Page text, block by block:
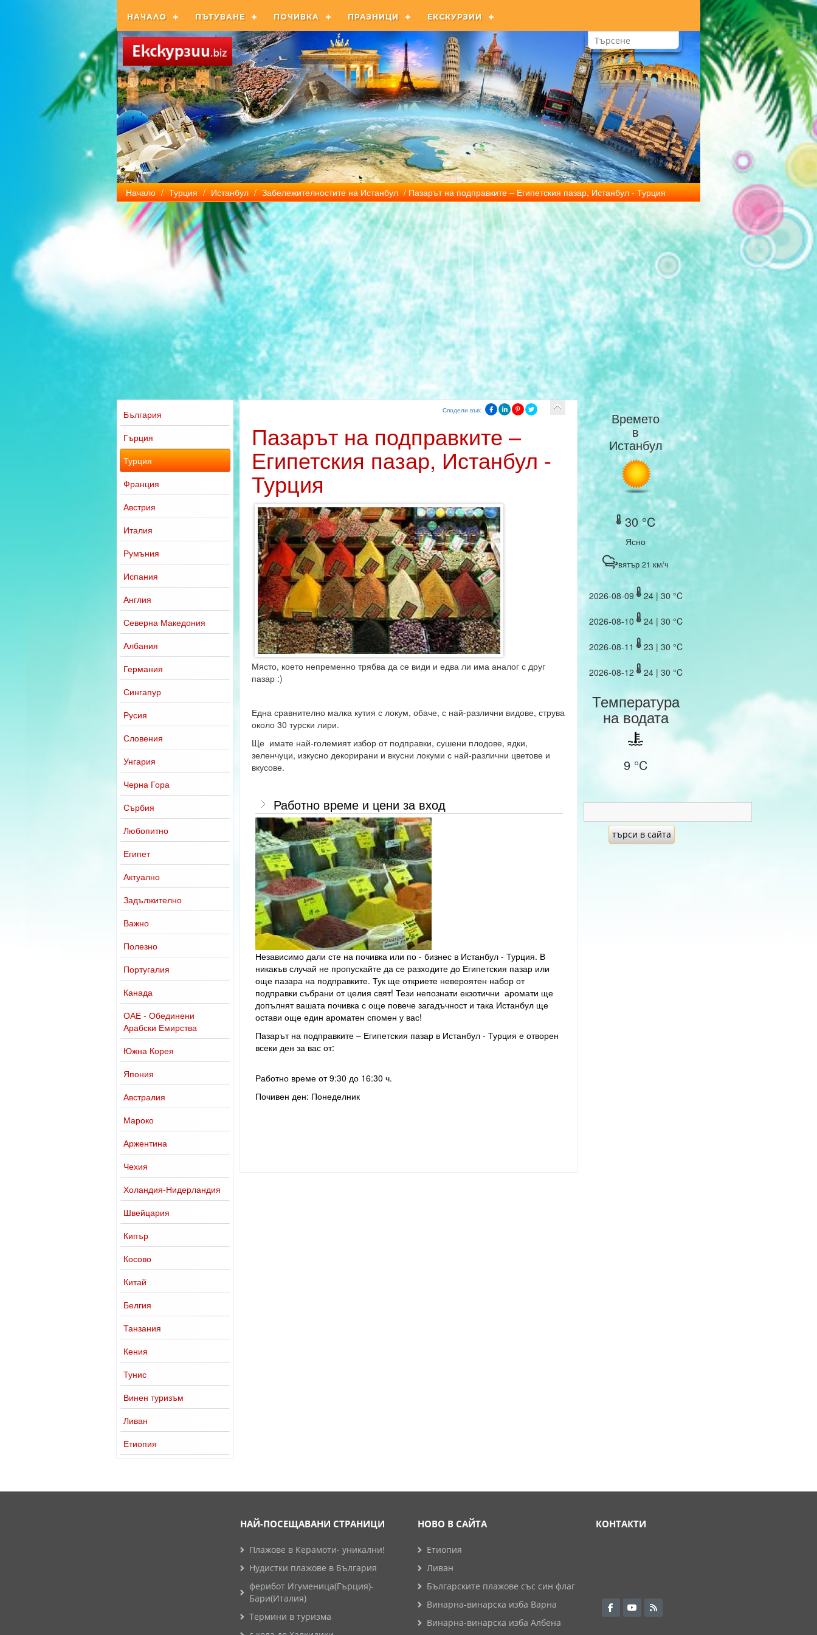
НАЧАЛО ПЪТУВАНЕ ПОЧИВКА ПРАЗНИЦИ ЕКСКУРЗИИ
Начало / Турция / Истанбул / Забележителностите на Истанбул / Пазарът на подправките – Египетския пазар, Истанбул - Турция
България
Гърция
Турция
Франция
Австрия
Италия
Румъния
Испания
Англия
Северна Македония
Албания
Германия
Сингапур
Русия
Словения
Унгария
Черна Гора
Сърбия
Любопитно
Египет
Актуално
Задължително
Важно
Полезно
Португалия
Канада
ОАЕ - Обединени
Арабски Емирства
Южна Корея
Япония
Австралия
Мароко
Аржентина
Чехия
Холандия-Нидерландия
Швейцария
Кипър
Косово
Китай
Белгия
Танзания
Кения
Тунис
Винен туризъм
Ливан
Етиопия
Сподели във:
Пазарът на подправките –
Египетския пазар, Истанбул -
Турция
Място, което непременно трябва да се види и едва ли има аналог с друг
пазар :)
Една сравнително малка кутия с локум, обаче, с най-различни видове, струва
около 30 турски лири.
Ще имате най-големият избор от подправки, сушени плодове, ядки,
зеленчуци, изкусно декорирани и вкусни локуми с най-различни цветове и
вкусове.
Работно време и цени за вход
Независимо дали сте на почивка или по - бизнес в Истанбул - Турция. В
никакъв случай не пропускайте да се разходите до Египетския пазар или
още пазара на подправките. Тук ще откриете невероятен набор от
подправки събрани от целия свят! Тези непознати екзотични аромати ще
допълнят вашата почивка с още повече загадъчност и така Истанбул ще
остави още един ароматен спомен у вас!
Пазарът на подправките – Египетския пазар в Истанбул - Турция е отворен
всеки ден за вас от:
Работно време от 9:30 до 16:30 ч.
Почивен ден: Понеделник
Времето
в
Истанбул
30 °C
Ясно
вятър 21 км/ч
2026-08-09 24 | 30 °C
2026-08-10 24 | 30 °C
2026-08-11 23 | 30 °C
2026-08-12 24 | 30 °C
Температура
на водата
9 °C
НАЙ-ПОСЕЩАВАНИ СТРАНИЦИ
Плажове в Керамоти- уникални!
Нудистки плажове в България
ферибот Игуменица(Гърция)-
Бари(Италия)
Термини в туризма
НОВО В САЙТА
Етиопия
Ливан
Българските плажове със син флаг
Винарна-винарска изба Варна
Винарна-винарска изба Албена
КОНТАКТИ